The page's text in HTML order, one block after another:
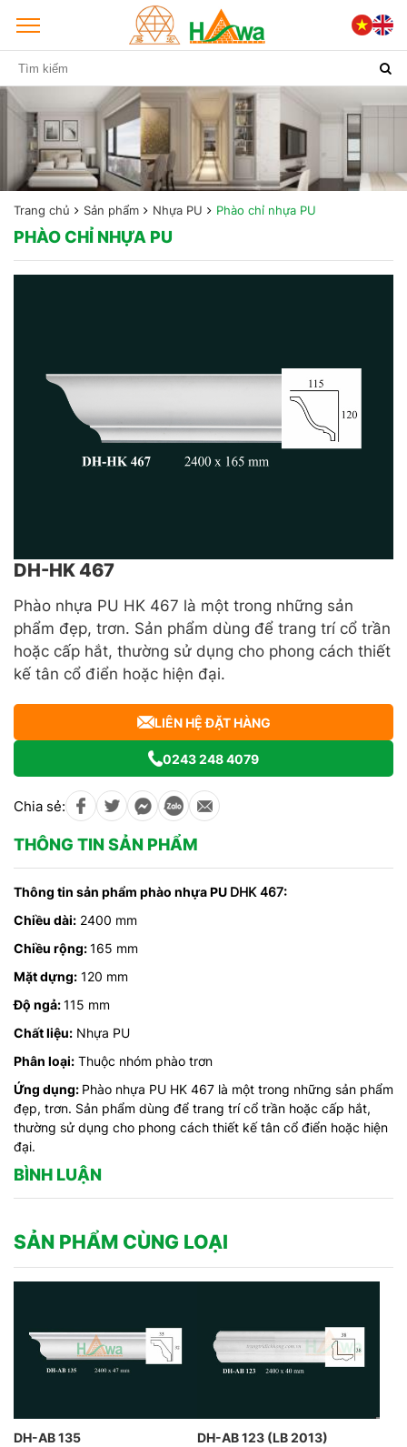
Trang chủ Sản phẩm Nhựa PU Phào chỉ nhựa PU
PHÀO CHỈ NHỰA PU
DH-HK 467
Phào nhựa PU HK 467 là một trong những sản
phẩm đẹp, trơn. Sản phẩm dùng để trang trí cổ trần
hoặc cấp hắt, thường sử dụng cho phong cách thiết
kế tân cổ điển hoặc hiện đại.
LIÊN HỆ ĐẶT HÀNG
0243 248 4079
Chia sẻ:
THÔNG TIN SẢN PHẨM
Thông tin sản phẩm phào nhựa PU DHK 467:
Chiều dài: 2400 mm
Chiều rộng:165 mm
Mặt dựng: 120 mm
Độ ngả:115 mm
Chất liệu: Nhựa PU
Phân loại: Thuộc nhóm phào trơn
Ứng dụng: Phào nhựa PU HK 467 là một trong những sản phẩm
đẹp, trơn. Sản phẩm dùng để trang trí cổ trần hoặc cấp hắt,
thường sử dụng cho phong cách thiết kế tân cổ điển hoặc hiện
đại.
BÌNH LUẬN
SẢN PHẨM CÙNG LOẠI
DH-AB 135 DH-AB 123 (LB 2013)